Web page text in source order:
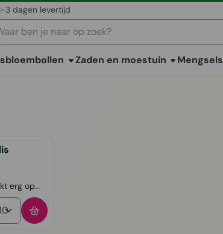
3 dagen levertijd
Zaden en moestuin Mengsels
erg op
bloeien
bloemen
kiezen voor Eranthis Hyemalis